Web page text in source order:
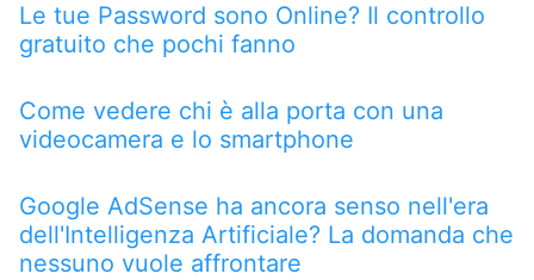
Le tue Password sono Online? Il controllo
gratuito che pochi fanno
Come vedere chi è alla porta con una
videocamera e lo smartphone
Google AdSense ha ancora senso nell'era
dell'Intelligenza Artificiale? La domanda che
nessuno vuole affrontare